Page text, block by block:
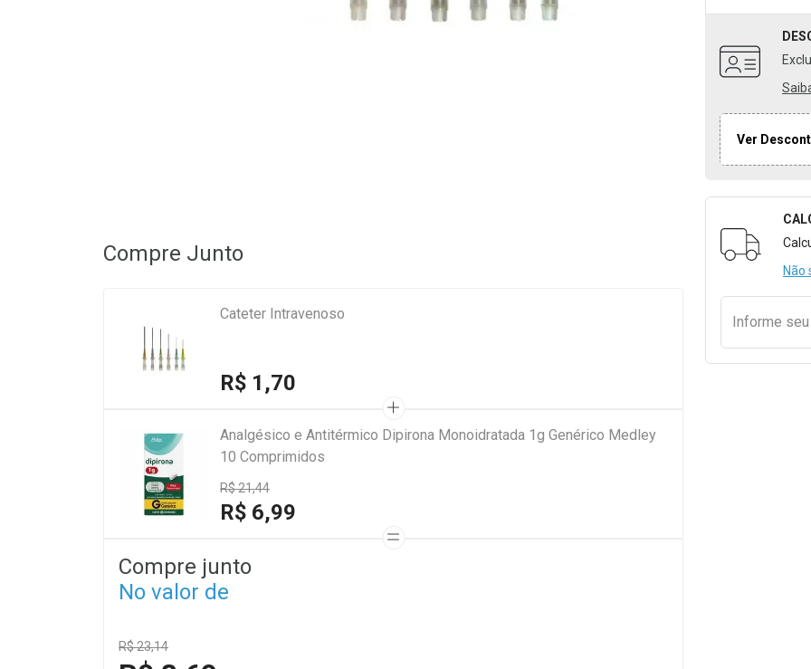
Ver
Não
Informe seu
Compre Junto
Cateter Intravenoso
R$ 1,70
Analgésico e Antitérmico Dipirona Monoidratada 1g Genérico Medley
10 Comprimidos
R$ 21,44
R$ 6,99
Compre junto
No valor de
R$ 23,14